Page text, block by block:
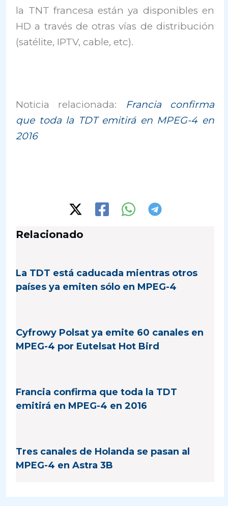
la TNT francesa están ya disponibles en
HD a través de otras vías de distribución
(satélite, IPTV, cable, etc).
Noticia relacionada:
Francia confirma
que toda la TDT emitirá en MPEG-4 en
2016
Relacionado
La TDT está caducada mientras otros
países ya emiten sólo en MPEG-4
Cyfrowy Polsat ya emite 60 canales en
MPEG-4 por Eutelsat Hot Bird
Francia confirma que toda la TDT
emitirá en MPEG-4 en 2016
Tres canales de Holanda se pasan al
MPEG-4 en Astra 3B